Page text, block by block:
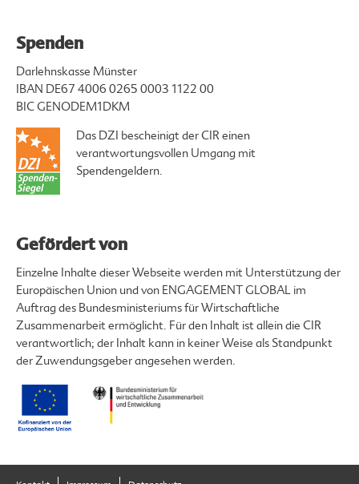
Spenden
Darlehnskasse Münster
IBAN DE67 4006 0265 0003 1122 00
BIC GENODEM1DKM
Das DZI bescheinigt der CIR einen
verantwortungsvollen Umgang mit
Spendengeldern.
Gefördert von
Einzelne Inhalte dieser Webseite werden mit Unterstützung der
Europäischen Union und von ENGAGEMENT GLOBAL im
Auftrag des Bundesministeriums für Wirtschaftliche
Zusammenarbeit ermöglicht. Für den Inhalt ist allein die CIR
verantwortlich; der Inhalt kann in keiner Weise als Standpunkt
der Zuwendungsgeber angesehen werden.